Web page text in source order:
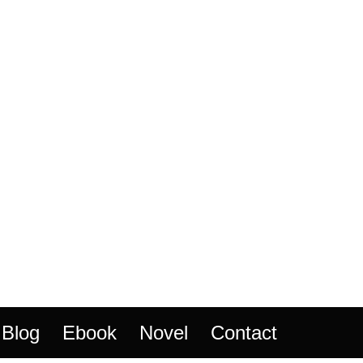
Blog Ebook Novel Contact